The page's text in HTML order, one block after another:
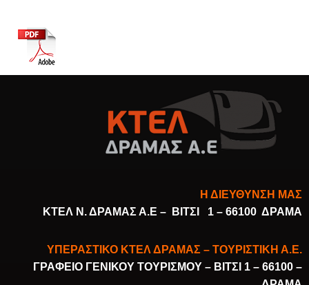
Η ΔΙΕΥΘΥΝΣΗ ΜΑΣ
ΚΤΕΛ Ν. ΔΡΑΜΑΣ Α.Ε –
ΒΙΤΣΙ 1 – 66100 ΔΡΑΜΑ
ΥΠΕΡΑΣΤΙΚΟ ΚΤΕΛ ΔΡΑΜΑΣ – ΤΟΥΡΙΣΤΙΚΗ Α.Ε.
ΓΡΑΦΕΙΟ ΓΕΝΙΚΟΥ ΤΟΥΡΙΣΜΟΥ – ΒΙΤΣΙ 1 – 66100 –